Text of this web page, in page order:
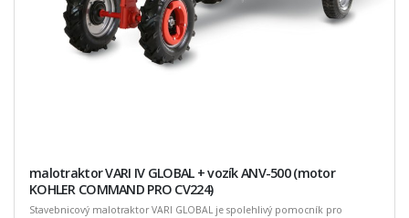
malotraktor VARI IV GLOBAL + vozík ANV-500 (motor
KOHLER COMMAND PRO CV224)
Stavebnicový malotraktor VARI GLOBAL je spolehlivý pomocník pro